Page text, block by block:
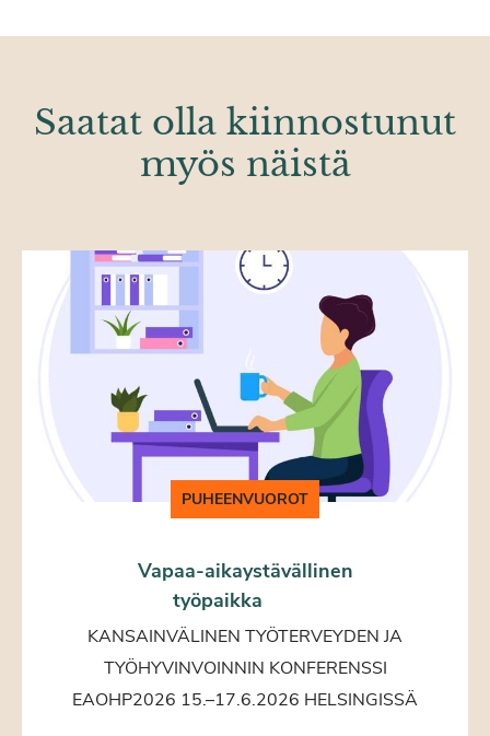
Saatat olla kiinnostunut
myös näistä
PUHEENVUOROT
Vapaa-aikaystävällinen
työpaikka
KANSAINVÄLINEN TYÖTERVEYDEN JA
TYÖHYVINVOINNIN KONFERENSSI
EAOHP2026 15.–17.6.2026 HELSINGISSÄ